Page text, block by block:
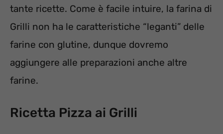
tante ricette. Come è facile intuire, la farina di
Grilli non ha le caratteristiche “leganti” delle
farine con glutine, dunque dovremo
aggiungere alle preparazioni anche altre
farine.
Ricetta Pizza ai Grilli